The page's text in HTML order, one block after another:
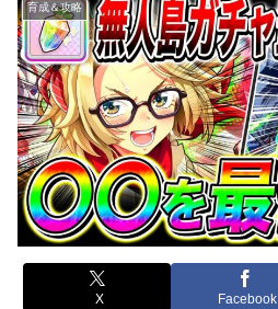
育成＆攻略
X Facebook